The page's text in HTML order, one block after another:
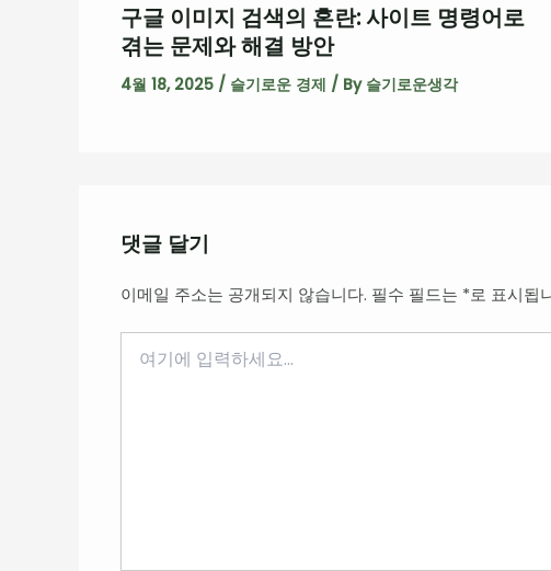
구글 이미지 검색의 혼란: 사이트 명령어로
겪는 문제와 해결 방안
4월 18, 2025 / 슬기로운 경제 / By 슬기로운생각
댓글 달기
이메일 주소는 공개되지 않습니다. 필수 필드는 *로 표시됩